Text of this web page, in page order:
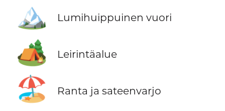
🏔️ Lumihuippuinen vuori
🏕️ Leirintäalue
🏖️ Ranta ja sateenvarjo